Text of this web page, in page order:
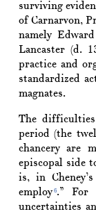
surviving
of Carnarvon,
namely
Lancaster (d.
practice and
standardized
magnates.
The
period (the
chancery are
episcopal side
is, in
employ 6.” For
uncertainties